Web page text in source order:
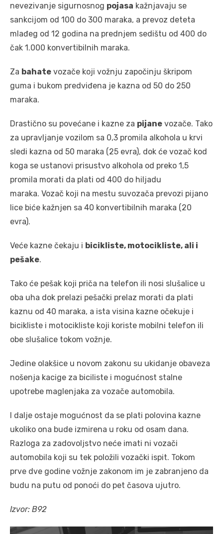
nevezivanje sigurnosnog pojasa kažnjavaju se
sankcijom od 100 do 300 maraka, a prevoz deteta
mlađeg od 12 godina na prednjem sedištu od 400 do
čak 1.000 konvertibilnih maraka.
Za bahate vozače koji vožnju započinju škripom
guma i bukom predviđena je kazna od 50 do 250
maraka.
Drastično su povećane i kazne za pijane vozače. Tako
za upravljanje vozilom sa 0,3 promila alkohola u krvi
sledi kazna od 50 maraka (25 evra), dok će vozač kod
koga se ustanovi prisustvo alkohola od preko 1,5
promila morati da plati od 400 do hiljadu
maraka. Vozač koji na mestu suvozača prevozi pijano
lice biće kažnjen sa 40 konvertibilnih maraka (20
evra).
Veće kazne čekaju i bicikliste, motocikliste, ali i
pešake.
Tako će pešak koji priča na telefon ili nosi slušalice u
oba uha dok prelazi pešački prelaz morati da plati
kaznu od 40 maraka, a ista visina kazne očekuje i
bicikliste i motocikliste koji koriste mobilni telefon ili
obe slušalice tokom vožnje.
Jedine olakšice u novom zakonu su ukidanje obaveza
nošenja kacige za biciliste i mogućnost stalne
upotrebe maglenjaka za vozače automobila.
I dalje ostaje mogućnost da se plati polovina kazne
ukoliko ona bude izmirena u roku od osam dana.
Razloga za zadovoljstvo neće imati ni vozači
automobila koji su tek položili vozački ispit. Tokom
prve dve godine vožnje zakonom im je zabranjeno da
budu na putu od ponoći do pet časova ujutro.
Izvor: B92